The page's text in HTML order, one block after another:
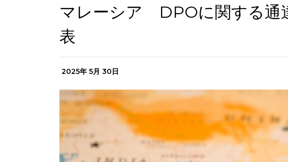
マレーシア DPOに関する通
表
2025年 5月 30日